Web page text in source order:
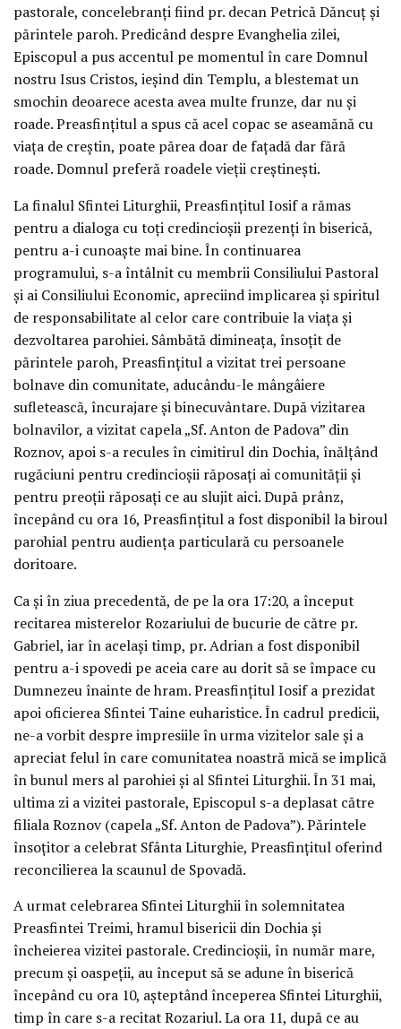
pastorale, concelebranți fiind pr. decan Petrică Dăncuț și
părintele paroh. Predicând despre Evanghelia zilei,
Episcopul a pus accentul pe momentul în care Domnul
nostru Isus Cristos, ieșind din Templu, a blestemat un
smochin deoarece acesta avea multe frunze, dar nu și
roade. Preasfințitul a spus că acel copac se aseamănă cu
viața de creștin, poate părea doar de fațadă dar fără
roade. Domnul preferă roadele vieții creștinești.
La finalul Sfintei Liturghii, Preasfințitul Iosif a rămas
pentru a dialoga cu toți credincioșii prezenți în biserică,
pentru a-i cunoaște mai bine. În continuarea
programului, s-a întâlnit cu membrii Consiliului Pastoral
și ai Consiliului Economic, apreciind implicarea și spiritul
de responsabilitate al celor care contribuie la viața și
dezvoltarea parohiei. Sâmbătă dimineața, însoțit de
părintele paroh, Preasfințitul a vizitat trei persoane
bolnave din comunitate, aducându-le mângâiere
sufletească, încurajare și binecuvântare. După vizitarea
bolnavilor, a vizitat capela „Sf. Anton de Padova” din
Roznov, apoi s-a recules în cimitirul din Dochia, înălțând
rugăciuni pentru credincioșii răposați ai comunității și
pentru preoții răposați ce au slujit aici. După prânz,
începând cu ora 16, Preasfințitul a fost disponibil la biroul
parohial pentru audiența particulară cu persoanele
doritoare.
Ca și în ziua precedentă, de pe la ora 17:20, a început
recitarea misterelor Rozariului de bucurie de către pr.
Gabriel, iar în același timp, pr. Adrian a fost disponibil
pentru a-i spovedi pe aceia care au dorit să se împace cu
Dumnezeu înainte de hram. Preasfințitul Iosif a prezidat
apoi oficierea Sfintei Taine euharistice. În cadrul predicii,
ne-a vorbit despre impresiile în urma vizitelor sale și a
apreciat felul în care comunitatea noastră mică se implică
în bunul mers al parohiei și al Sfintei Liturghii. În 31 mai,
ultima zi a vizitei pastorale, Episcopul s-a deplasat către
filiala Roznov (capela „Sf. Anton de Padova”). Părintele
însoțitor a celebrat Sfânta Liturghie, Preasfințitul oferind
reconcilierea la scaunul de Spovadă.
A urmat celebrarea Sfintei Liturghii în solemnitatea
Preasfintei Treimi, hramul bisericii din Dochia și
încheierea vizitei pastorale. Credincioșii, în număr mare,
precum și oaspeții, au început să se adune în biserică
începând cu ora 10, așteptând începerea Sfintei Liturghii,
timp în care s-a recitat Rozariul. La ora 11, după ce au